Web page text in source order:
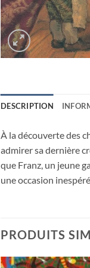
DESCRIPTION
À la découverte des
admirer sa dernière
que Franz, un jeune
une occasion
PRODUITS